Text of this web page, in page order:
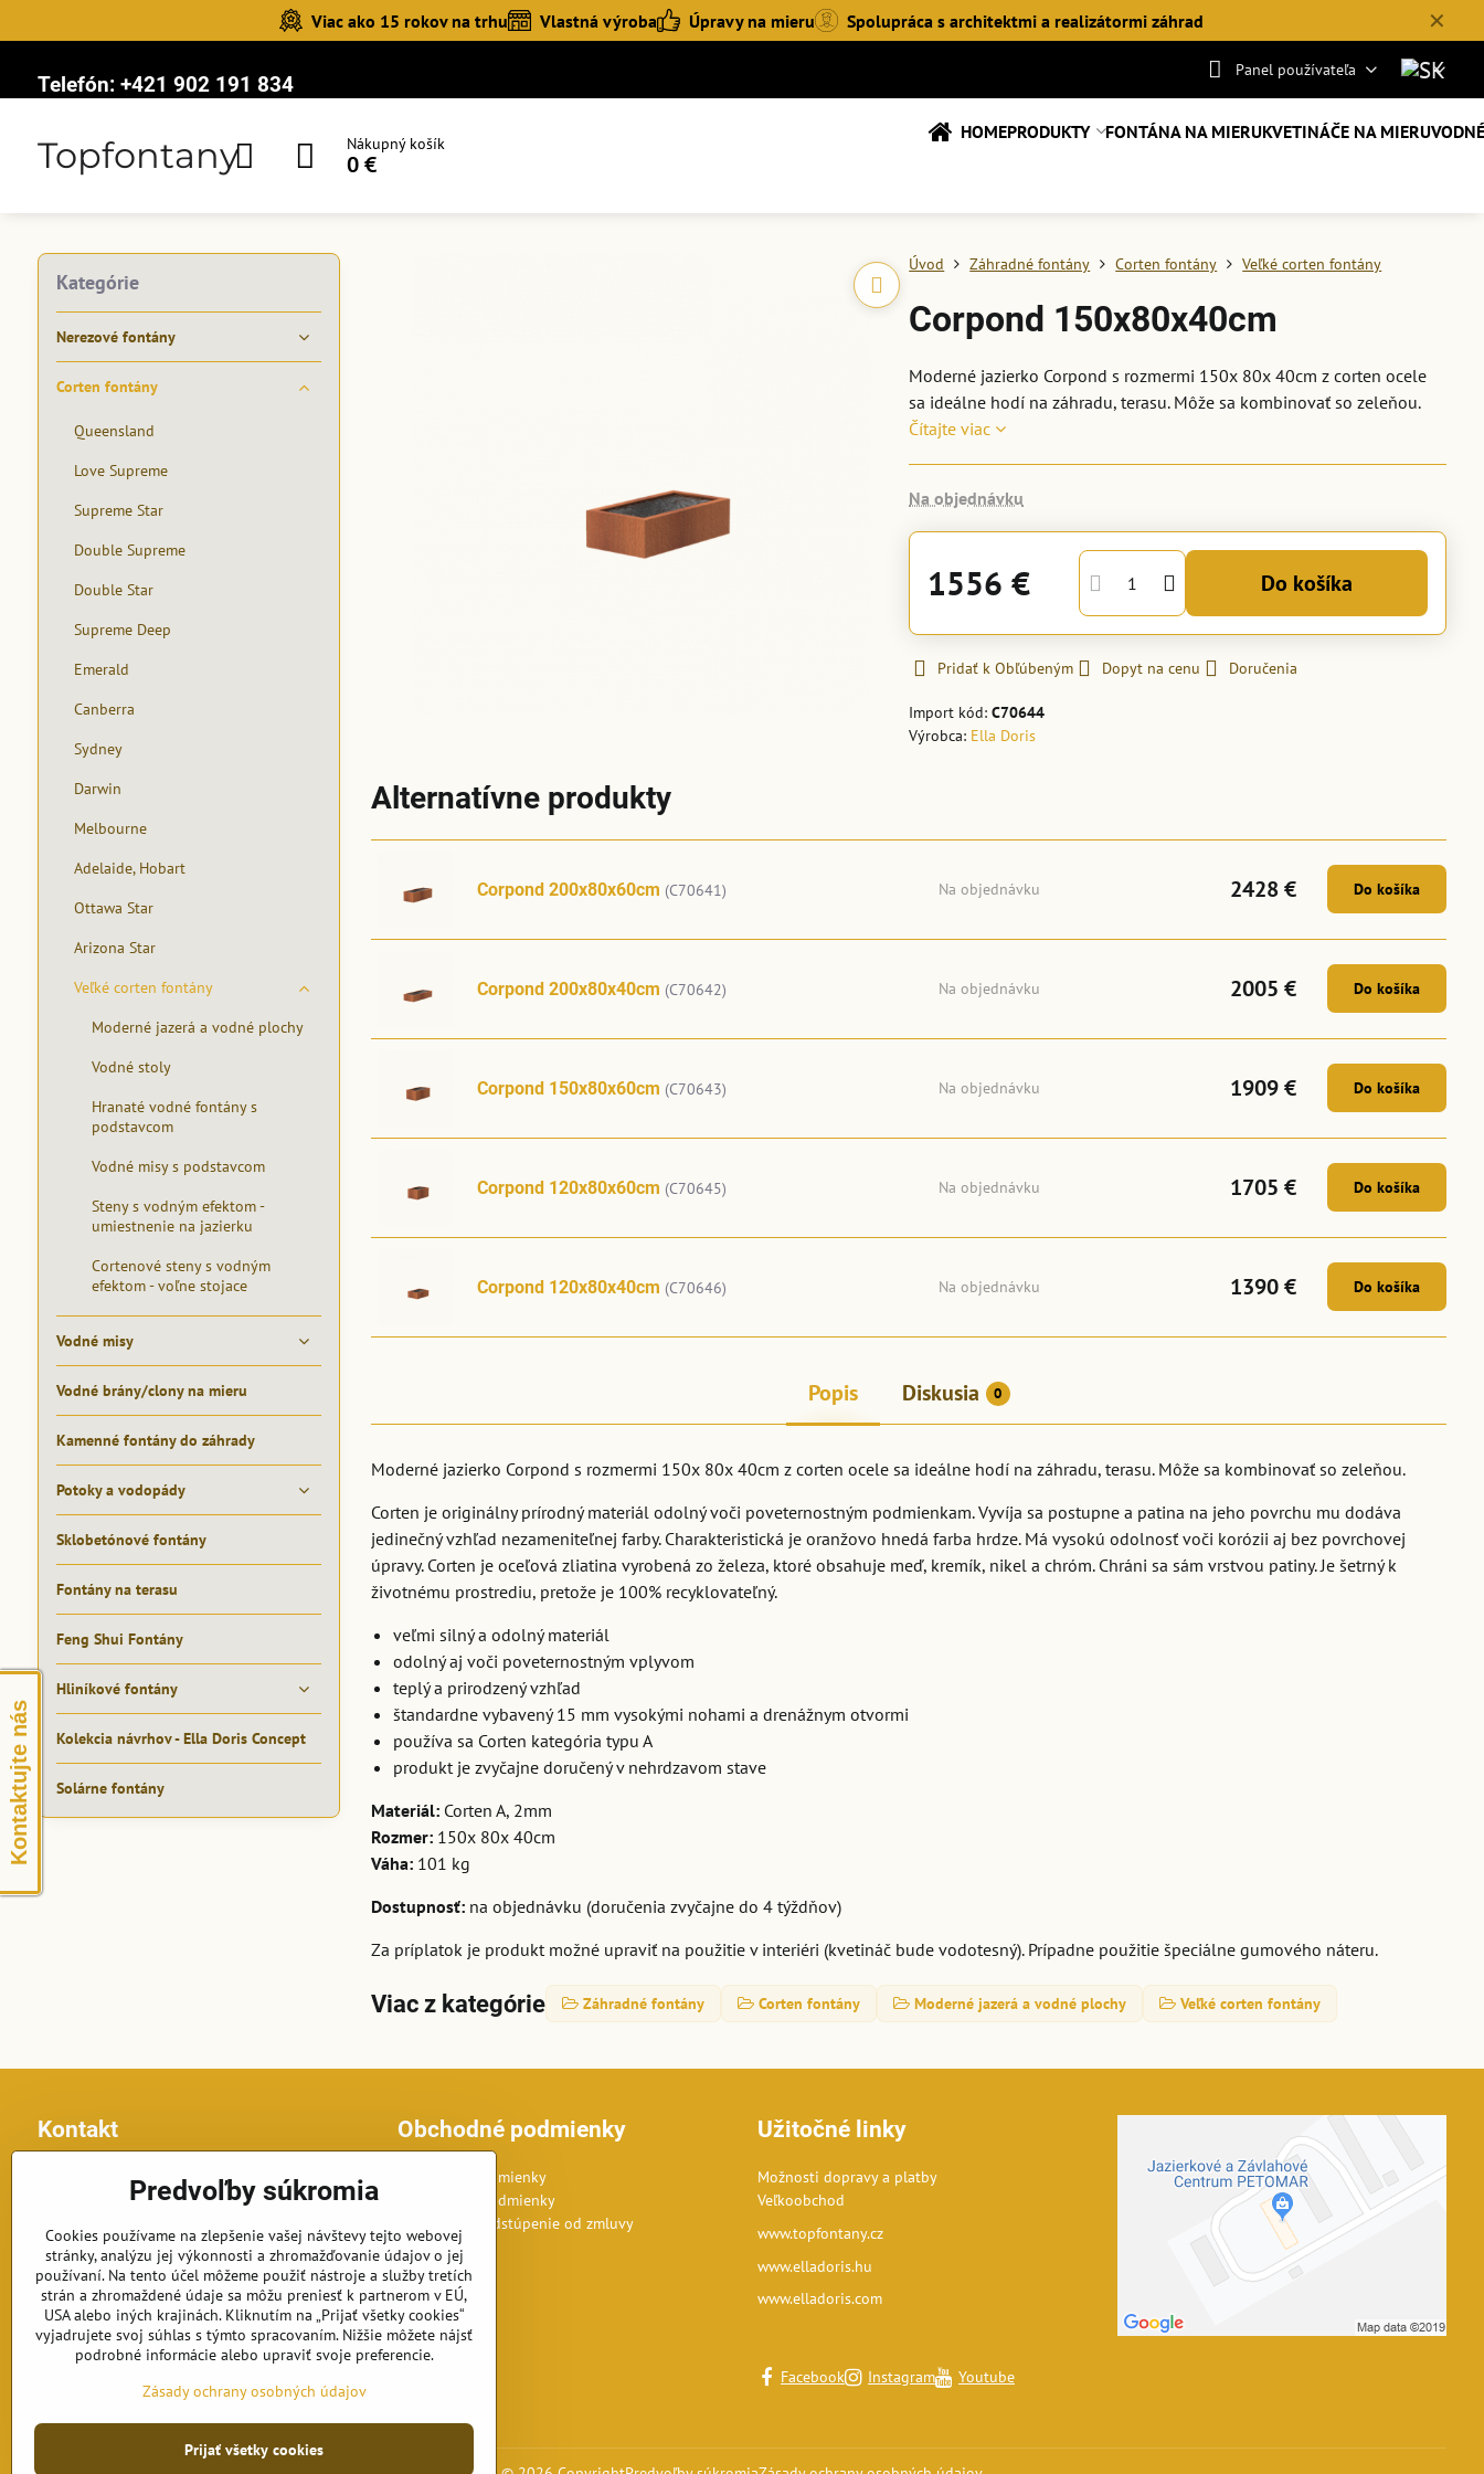
✕
Viac ako 15 rokov na trhu Vlastná výroba Úpravy na mieru Spolupráca s architektmi a realizátormi záhrad
Telefón: +421 902 191 834
Panel používateľa
Topfontany Nákupný košík
0 €
HOMEPRODUKTY FONTÁNA NA MIERUKVETINÁČE NA MIERU
Úvod Záhradné fontány Corten fontány Veľké corten fontány
Corpond 150x80x40cm
Moderné jazierko Corpond s rozmermi 150x 80x 40cm z corten ocele
sa ideálne hodí na záhradu, terasu. Môže sa kombinovať so zeleňou.
Čítajte viac
Na objednávku
1556 € Do košíka
Pridať k Obľúbeným Dopyt na cenu Doručenia
Import kód:C70644
Výrobca: Ella Doris
Popis Diskusia 0
Moderné jazierko Corpond s rozmermi 150x 80x 40cm z corten ocele sa ideálne hodí na záhradu, terasu. Môže sa kombinovať so zeleňou.
Corten je originálny prírodný materiál odolný voči poveternostným podmienkam. Vyvíja sa postupne a patina na jeho povrchu mu dodáva
jedinečný vzhľad nezameniteľnej farby. Charakteristická je oranžovo hnedá farba hrdze. Má vysokú odolnosť voči korózii aj bez povrchovej
úpravy. Corten je oceľová zliatina vyrobená zo železa, ktoré obsahuje meď, kremík, nikel a chróm. Chráni sa sám vrstvou patiny. Je šetrný k
životnému prostrediu, pretože je 100% recyklovateľný.
veľmi silný a odolný materiál
odolný aj voči poveternostným vplyvom
teplý a prirodzený vzhľad
štandardne vybavený 15 mm vysokými nohami a drenážnym otvormi
používa sa Corten kategória typu A
produkt je zvyčajne doručený v nehrdzavom stave
Materiál: Corten A, 2mm
Rozmer: 150x 80x 40cm
Váha: 101 kg
Dostupnosť: na objednávku (doručenia zvyčajne do 4 týždňov)
Za príplatok je produkt možné upraviť na použitie v interiéri (kvetináč bude vodotesný). Prípadne použitie špeciálne gumového náteru.
Viac z kategórie Záhradné fontány Corten fontány Moderné jazerá a vodné plochy Veľké corten fontány
Alternatívne produkty
Corpond 200x80x60cm (C70641) Na objednávku 2428 € Do košíka
Corpond 200x80x40cm (C70642) Na objednávku 2005 € Do košíka
Corpond 150x80x60cm (C70643) Na objednávku 1909 € Do košíka
Corpond 120x80x60cm (C70645) Na objednávku 1705 € Do košíka
Corpond 120x80x40cm (C70646) Na objednávku 1390 € Do košíka
Kategórie
Nerezové fontány
Corten fontány
Queensland
Love Supreme
Supreme Star
Double Supreme
Double Star
Supreme Deep
Emerald
Canberra
Sydney
Darwin
Melbourne
Adelaide, Hobart
Ottawa Star
Arizona Star
Veľké corten fontány
Moderné jazerá a vodné plochy
Vodné stoly
Hranaté vodné fontány s
podstavcom
Vodné misy s podstavcom
Steny s vodným efektom -
umiestnenie na jazierku
Cortenové steny s vodným
efektom - voľne stojace
Vodné misy
Vodné brány/clony na mieru
Kamenné fontány do záhrady
Potoky a vodopády
Sklobetónové fontány
Fontány na terasu
Feng Shui Fontány
Hliníkové fontány
Kolekcia návrhov - Ella Doris Concept
Solárne fontány
Kontakt
925 63 Dolná Streda
Telefón: +421 902 191 834
E-mail: fontany@petomar.sk
Objednávky
Stav objednávky
Obchodné podmienky
Obchodné podmienky
Reklamačné podmienky
Formulár na odstúpenie od zmluvy
Užitočné linky
Možnosti dopravy a platby
Veľkoobchod
www.topfontany.cz
www.elladoris.hu
www.elladoris.com
Facebook Instagram Youtube
Kontaktujte nás
Predvoľby súkromia
Cookies používame na zlepšenie vašej návštevy tejto webovej
stránky, analýzu jej výkonnosti a zhromažďovanie údajov o jej
používaní. Na tento účel môžeme použiť nástroje a služby tretích
strán a zhromaždené údaje sa môžu preniesť k partnerom v EÚ,
USA alebo iných krajinách. Kliknutím na „Prijať všetky cookies“
vyjadrujete svoj súhlas s týmto spracovaním. Nižšie môžete nájsť
podrobné informácie alebo upraviť svoje preferencie.
Zásady ochrany osobných údajov
Prijať všetky cookies